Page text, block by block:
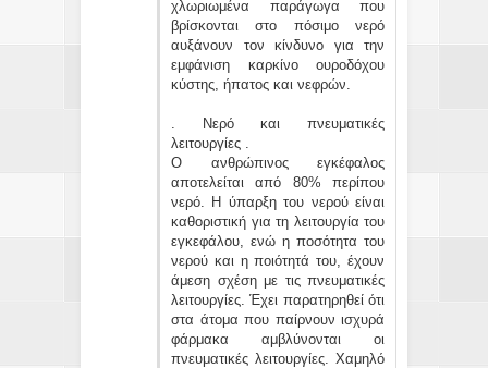
χλωριωμένα παράγωγα που
βρίσκονται στο πόσιμο νερό
αυξάνουν τον κίνδυνο για την
εμφάνιση καρκίνο ουροδόχου
κύστης, ήπατος και νεφρών.
. Νερό και πνευματικές
λειτουργίες .
Ο ανθρώπινος εγκέφαλος
αποτελείται από 80% περίπου
νερό. Η ύπαρξη του νερού είναι
καθοριστική για τη λειτουργία του
εγκεφάλου, ενώ η ποσότητα του
νερού και η ποιότητά του, έχουν
άμεση σχέση με τις πνευματικές
λειτουργίες. Έχει παρατηρηθεί ότι
στα άτομα που παίρνουν ισχυρά
φάρμακα αμβλύνονται οι
πνευματικές λειτουργίες. Χαμηλό